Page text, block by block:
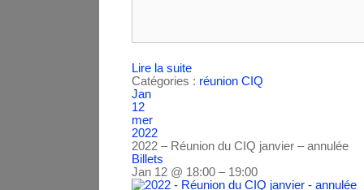
Lire la suite
Catégories : réunion CIQ
Jan
12
mer
2022
2022 – Réunion du CIQ janvier – annulée
Billets
Jan 12 @ 18:00 – 19:00